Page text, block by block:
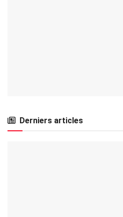
Derniers articles